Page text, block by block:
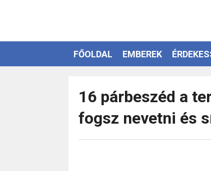
FŐOLDAL EMBEREK
16 párbeszéd a
fogsz nevetni és